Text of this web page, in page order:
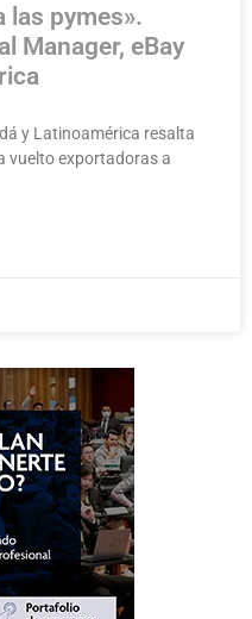
las pymes».
Manager, eBay
y Latinoamérica resalta
vuelto exportadoras a